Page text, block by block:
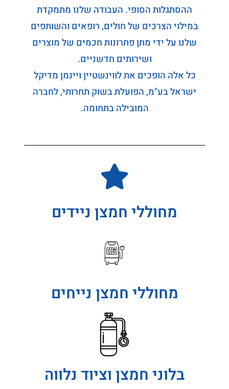
ההסתגלות הסופי. העבודה שלנו מתמקדת
במילוי הצרכים של חולים, רופאים והשותפים
שלנו על ידי מתן פתרונות חכמים של מוצרים
ושירותים חדשניים.
כל אלה הופכים את לווינשטיין ויינמן מדיקל
ישראל בע"מ, הפועלת בשוק תחרותי, לחברה
המובילה בתחומה.
מחוללי חמצן ניידים
מחוללי חמצן נייחים
בלוני חמצן וציוד נלווה